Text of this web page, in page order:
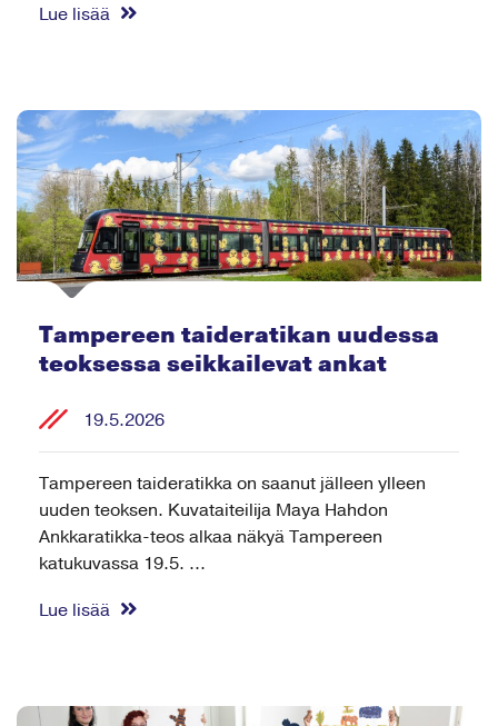
Lue lisää
Tampereen taideratikan uudessa
teoksessa seikkailevat ankat
19.5.2026
Tampereen taideratikka on saanut jälleen ylleen
uuden teoksen. Kuvataiteilija Maya Hahdon
Ankkaratikka-teos alkaa näkyä Tampereen
katukuvassa 19.5. ...
Lue lisää